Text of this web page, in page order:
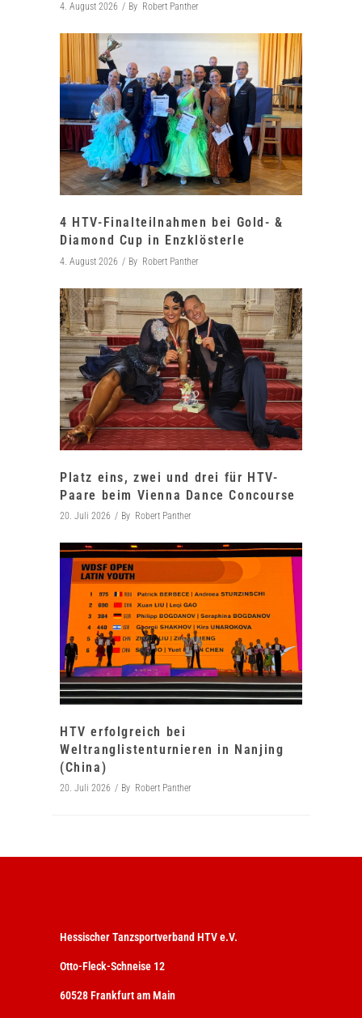
4. August 2026 By Robert Panther
4 HTV-Finalteilnahmen bei Gold- &
Diamond Cup in Enzklösterle
4. August 2026 By Robert Panther
Platz eins, zwei und drei für HTV-
Paare beim Vienna Dance Concourse
20. Juli 2026 By Robert Panther
HTV erfolgreich bei
Weltranglistenturnieren in Nanjing
(China)
20. Juli 2026 By Robert Panther
Hessischer Tanzsportverband HTV e.V.
Otto-Fleck-Schneise 12
60528 Frankfurt am Main